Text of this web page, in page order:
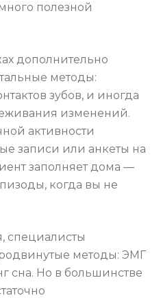
полезной
дополнительно
методы:
зубов, и иногда
изменений.
активности
записи или анкеты на
заполняет дома —
когда вы не
специалисты
методы: ЭМГ
сна. Но в большинстве